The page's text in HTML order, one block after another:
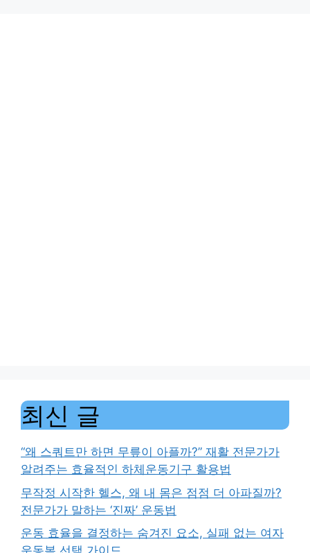
최신 글
“왜 스쿼트만 하면 무릎이 아플까?” 재활 전문가가
알려주는 효율적인 하체운동기구 활용법
무작정 시작한 헬스, 왜 내 몸은 점점 더 아파질까?
전문가가 말하는 ‘진짜’ 운동법
운동 효율을 결정하는 숨겨진 요소, 실패 없는 여자
운동복 선택 가이드